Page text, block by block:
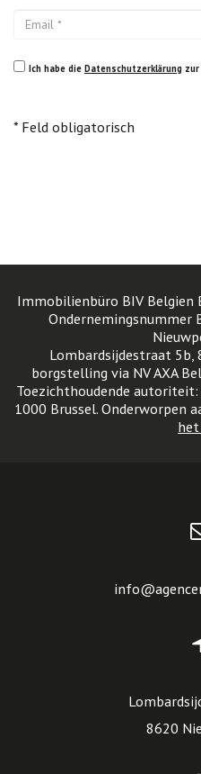
Ich habe die Datenschutzerklärung
* Feld obligatorisch
Immobilienbüro BIV Belgien
Ondernemingsnummer
Lombardsijdestraat 5b,
borgstelling via NV AXA
Toezichthoudende
1000 Brussel. Onderworpen
8620